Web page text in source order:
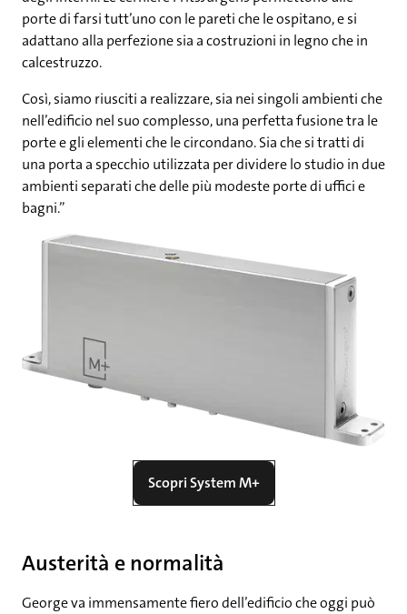
porte di farsi tutt’uno con le pareti che le ospitano, e si
adattano alla perfezione sia a costruzioni in legno che in
calcestruzzo.
Così, siamo riusciti a realizzare, sia nei singoli ambienti che
nell’edificio nel suo complesso, una perfetta fusione tra le
porte e gli elementi che le circondano. Sia che si tratti di
una porta a specchio utilizzata per dividere lo studio in due
ambienti separati che delle più modeste porte di uffici e
bagni.”
Scopri System M+
Austerità e normalità
George va immensamente fiero dell’edificio che oggi può